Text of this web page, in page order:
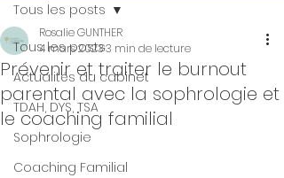
Tous les posts
Actualités du cabinet
TDAH, DYS, TSA
Sophrologie
Coaching Familial
Tous les posts
Prévenir et traiter le burnout
parental avec la sophrologie et
le coaching familial
Rosalie GUNTHER
4 mars 20233 min de lecture